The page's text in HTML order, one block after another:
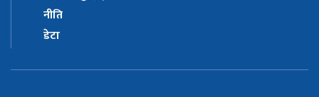
नीति
डेटा